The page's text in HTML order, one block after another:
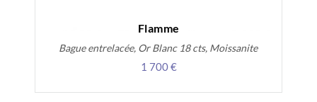
Flamme
Bague entrelacée, Or Blanc 18 cts, Moissanite
1 700 €